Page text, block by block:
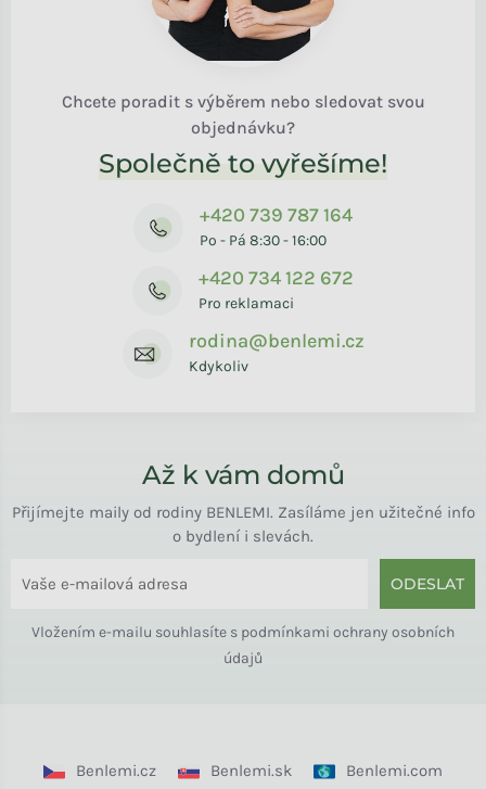
Chcete poradit s výběrem nebo sledovat svou
objednávku?
Společně to vyřešíme!
+420 739 787 164
Po - Pá 8:30 - 16:00
+420 734 122 672
Pro reklamaci
rodina@benlemi.cz
Kdykoliv
Až k vám domů
Přijímejte maily od rodiny BENLEMI. Zasíláme jen užitečné info
o bydlení i slevách.
ODESLAT
Vložením e-mailu souhlasíte s podmínkami ochrany osobních
údajů
Benlemi.cz Benlemi.sk Benlemi.com